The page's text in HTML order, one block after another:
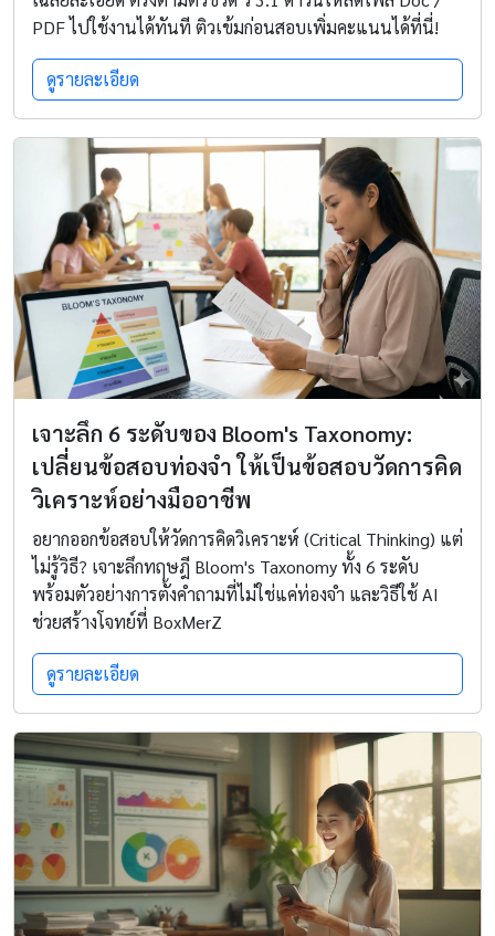
PDF ไปใช้งานได้ทันที ติวเข้มก่อนสอบเพิ่มคะแนนได้ที่นี่!
ดูรายละเอียด
เจาะลึก 6 ระดับของ Bloom's Taxonomy:
เปลี่ยนข้อสอบท่องจำ ให้เป็นข้อสอบวัดการคิด
วิเคราะห์อย่างมืออาชีพ
อยากออกข้อสอบให้วัดการคิดวิเคราะห์ (Critical Thinking) แต่
ไม่รู้วิธี? เจาะลึกทฤษฎี Bloom's Taxonomy ทั้ง 6 ระดับ
พร้อมตัวอย่างการตั้งคำถามที่ไม่ใช่แค่ท่องจำ และวิธีใช้ AI
ช่วยสร้างโจทย์ที่ BoxMerZ
ดูรายละเอียด